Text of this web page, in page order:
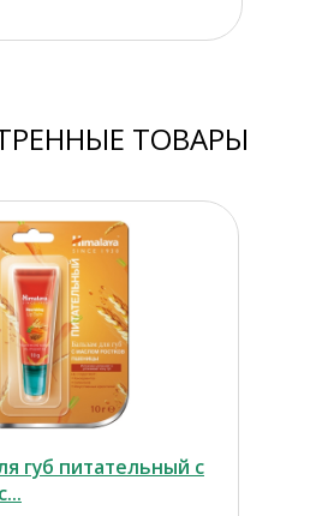
ТОВАРЫ
губ питательный с